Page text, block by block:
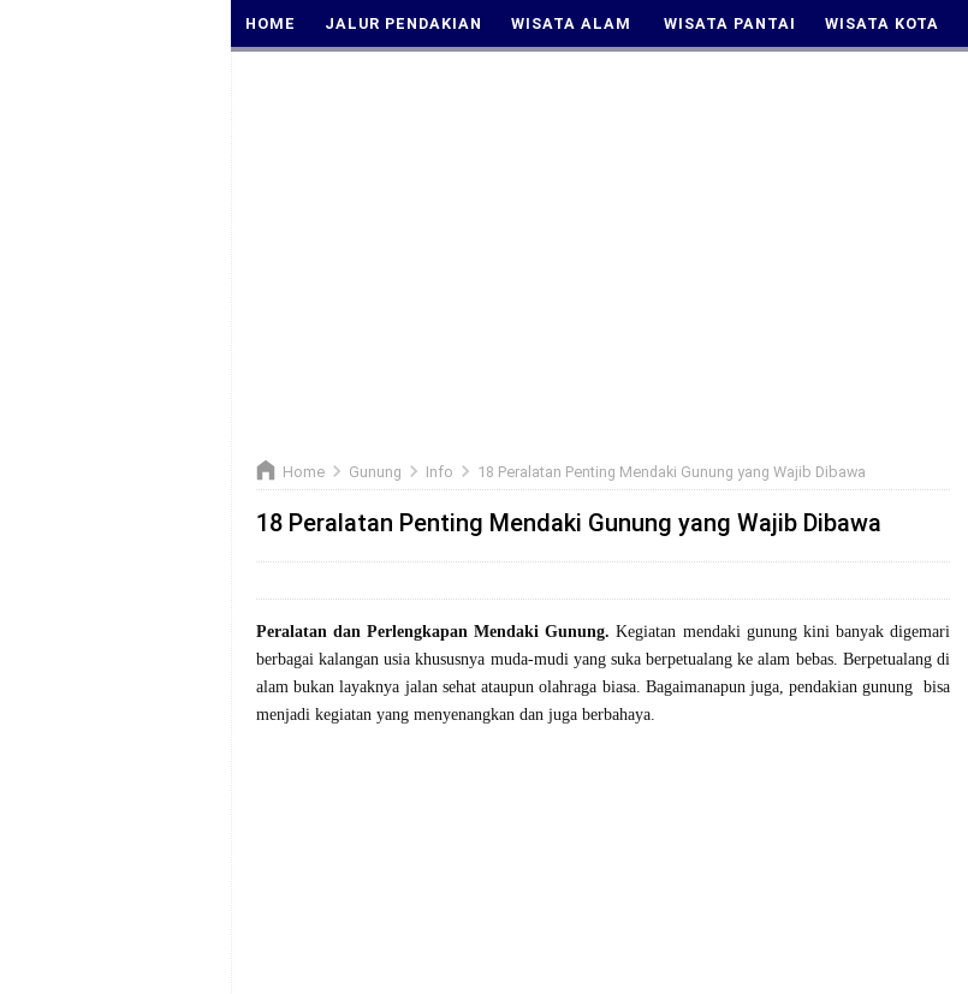
HOME JALUR PENDAKIAN WISATA ALAM WISATA PANTAI WISATA KOTA
Home Gunung Info 18 Peralatan Penting Mendaki Gunung yang Wajib Dibawa
18 Peralatan Penting Mendaki Gunung yang Wajib Dibawa
Peralatan dan Perlengkapan Mendaki Gunung.Kegiatan mendaki gunung kini banyak digemari
berbagai kalangan usia khususnya muda-mudi yang suka berpetualang ke alam bebas. Berpetualang di
alam bukan layaknya jalan sehat ataupun olahraga biasa. Bagaimanapun juga, pendakian gunung bisa
menjadi kegiatan yang menyenangkan dan juga berbahaya.